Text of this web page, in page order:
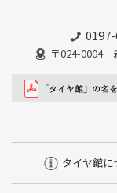
〒024-0004
タイヤ館に